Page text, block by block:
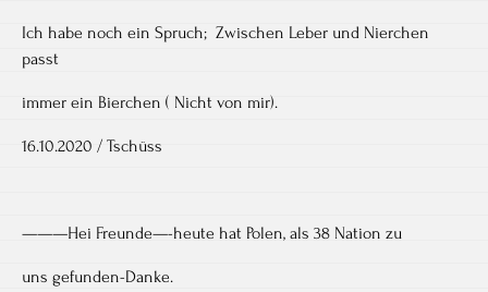
Ich habe noch ein Spruch; Zwischen Leber und Nierchen
passt
immer ein Bierchen ( Nicht von mir).
16.10.2020 / Tschüss
———Hei Freunde—-heute hat Polen, als 38 Nation zu
uns gefunden-Danke.